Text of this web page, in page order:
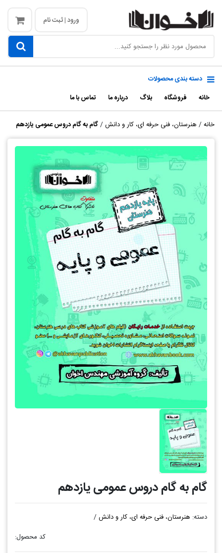
ورود | ثبت نام
دسته بندی محصولات
خانه
فروشگاه بلاگ درباره ما تماس با ما
خانه/ هنرستان، فنی حرفه ای، کار و دانش/گام به گام دروس عمومی یازدهم
گام به گام دروس عمومی یازدهم
دسته: هنرستان، فنی حرفه ای، کار و دانش/
کد محصول: